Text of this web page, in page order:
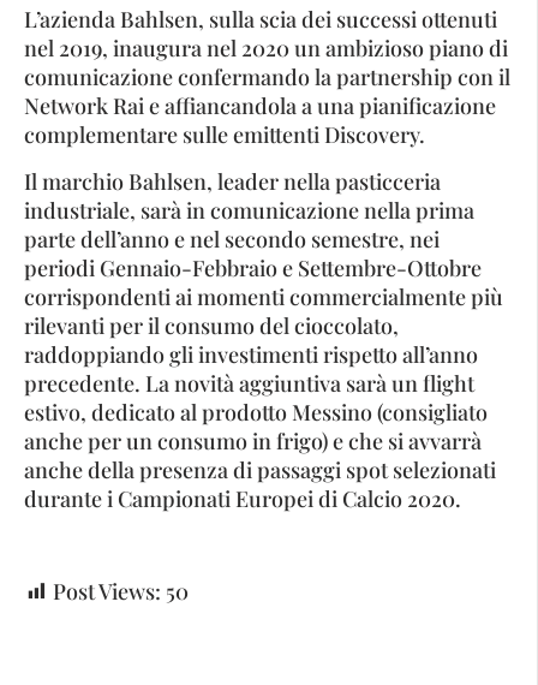
L’azienda Bahlsen, sulla scia dei successi ottenuti
nel 2019, inaugura nel 2020 un ambizioso piano di
comunicazione confermando la partnership con il
Network Rai e affiancandola a una pianificazione
complementare sulle emittenti Discovery.
Il marchio Bahlsen, leader nella pasticceria
industriale, sarà in comunicazione nella prima
parte dell’anno e nel secondo semestre, nei
periodi Gennaio-Febbraio e Settembre-Ottobre
corrispondenti ai momenti commercialmente più
rilevanti per il consumo del cioccolato,
raddoppiando gli investimenti rispetto all’anno
precedente. La novità aggiuntiva sarà un flight
estivo, dedicato al prodotto Messino (consigliato
anche per un consumo in frigo) e che si avvarrà
anche della presenza di passaggi spot selezionati
durante i Campionati Europei di Calcio 2020.
Post Views: 50